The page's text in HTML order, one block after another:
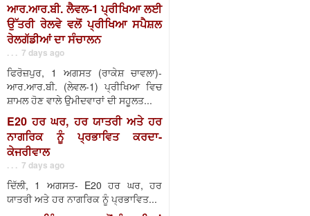
ਆਰ.ਆਰ.ਬੀ. ਲੈਵਲ-1 ਪ੍ਰੀਖਿਆ ਲਈ
ਉੱਤਰੀ ਰੇਲਵੇ ਵਲੋਂ ਪ੍ਰੀਖਿਆ ਸਪੈਸ਼ਲ
ਰੇਲਗੱਡੀਆਂ ਦਾ ਸੰਚਾਲਨ
. . . 7 days ago
ਫਿਰੋਜ਼ਪੁਰ, 1 ਅਗਸਤ (ਰਾਕੇਸ਼ ਚਾਵਲਾ)-
ਆਰ.ਆਰ.ਬੀ. (ਲੇਵਲ-1) ਪ੍ਰੀਖਿਆ ਵਿਚ
ਸ਼ਾਮਲ ਹੋਣ ਵਾਲੇ ਉਮੀਦਵਾਰਾਂ ਦੀ ਸਹੂਲਤ...
E20 ਹਰ ਘਰ, ਹਰ ਯਾਤਰੀ ਅਤੇ ਹਰ
ਨਾਗਰਿਕ ਨੂੰ ਪ੍ਰਭਾਵਿਤ ਕਰਦਾ-
ਕੇਜਰੀਵਾਲ
. . . 7 days ago
ਦਿੱਲੀ, 1 ਅਗਸਤ- E20 ਹਰ ਘਰ, ਹਰ
ਯਾਤਰੀ ਅਤੇ ਹਰ ਨਾਗਰਿਕ ਨੂੰ ਪ੍ਰਭਾਵਿਤ...